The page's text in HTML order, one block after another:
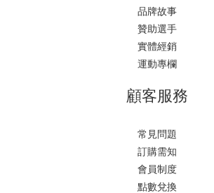
品牌故事
贊助選手
實體經銷
運動專欄
顧客服務
常見問題
訂購需知
會員制度
點數兌換